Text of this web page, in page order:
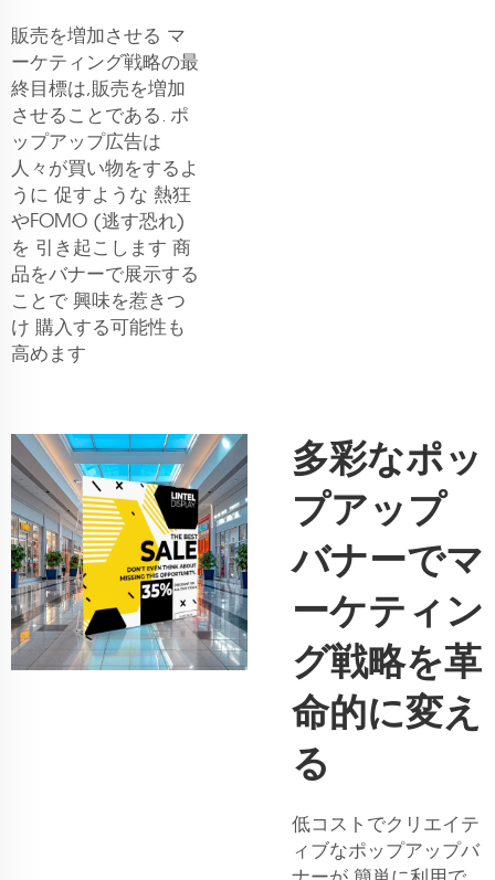
販売を増加させる マ
ーケティング戦略の最
終目標は,販売を増加
させることである. ポ
ップアップ広告は
人々が買い物をするよ
うに 促すような 熱狂
やFOMO (逃す恐れ)
を 引き起こします 商
品をバナーで展示する
ことで 興味を惹きつ
け 購入する可能性も
高めます
多彩なポッ
プアップ
バナーでマ
ーケティン
グ戦略を革
命的に変え
る
低コストでクリエイテ
ィブなポップアップバ